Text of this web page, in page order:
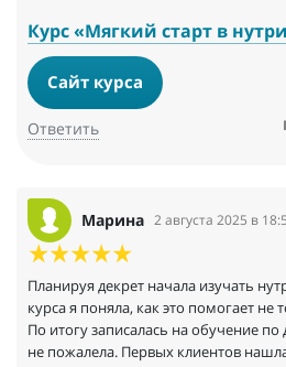
Курс «Мягкий старт в
Сайт курса
Ответить
Марина 2 августа 2025 в
Планируя декрет начала изучать
курса я поняла, как это помогает не
По итогу записалась на обучение
не пожалела. Первых клиентов